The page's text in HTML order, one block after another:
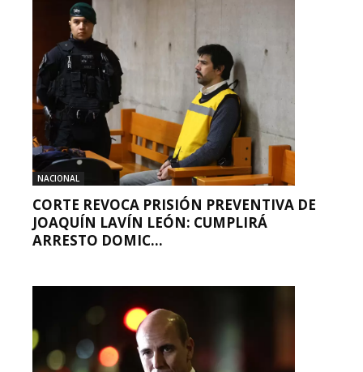
NACIONAL
CORTE REVOCA PRISIÓN PREVENTIVA DE
JOAQUÍN LAVÍN LEÓN: CUMPLIRÁ
ARRESTO DOMIC...